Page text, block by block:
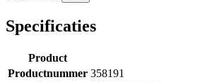
Specificaties
Product
Productnummer 358191